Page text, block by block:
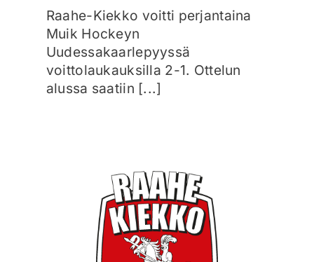
Raahe-Kiekko voitti perjantaina
Muik Hockeyn
Uudessakaarlepyyssä
voittolaukauksilla 2-1. Ottelun
alussa saatiin [...]